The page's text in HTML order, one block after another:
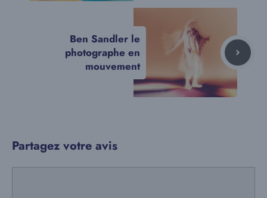
Ben Sandler le
photographe en
mouvement
Partagez votre avis